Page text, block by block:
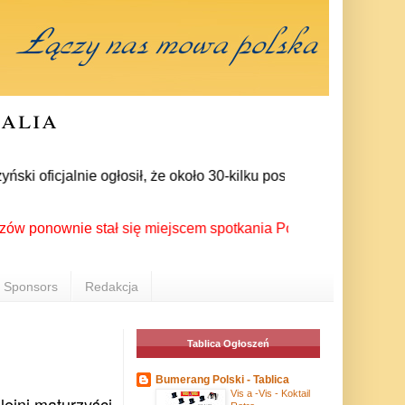
ogłosił, że około 30-kilku posłów
stał się miejscem spotkania Polonii z całego
Sponsors Redakcja
Tablica Ogłoszeń
Bumerang Polski - Tablica
Vis a -Vis - Koktail